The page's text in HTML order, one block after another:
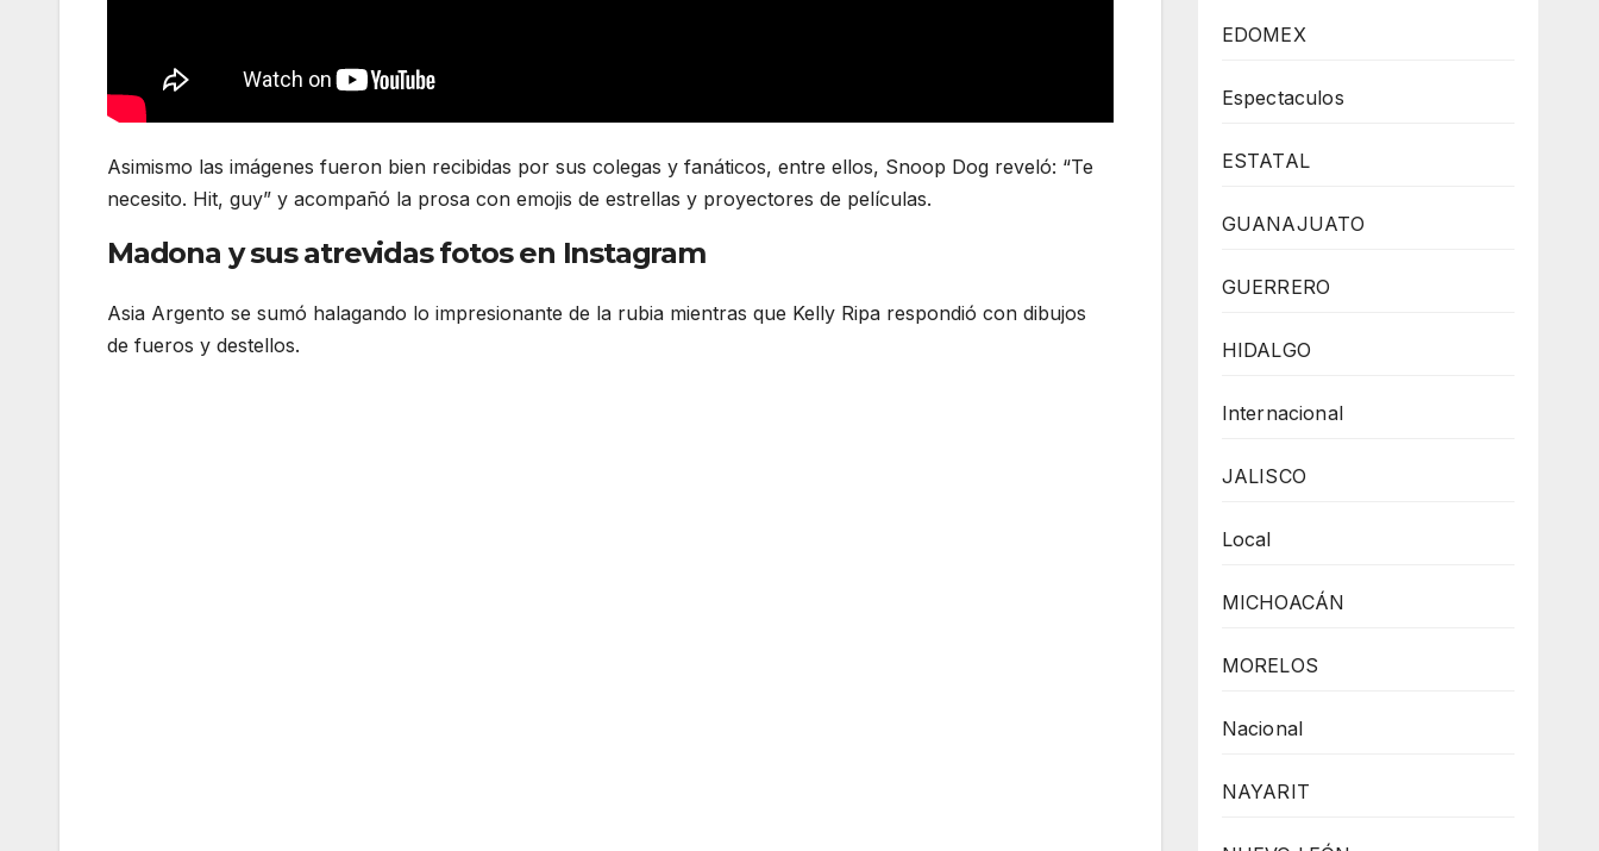
Asimismo las imágenes fueron bien recibidas por sus colegas y fanáticos, entre ellos, Snoop Dog reveló: “Te
necesito. Hit, guy” y acompañó la prosa con emojis de estrellas y proyectores de películas.
Madona y sus atrevidas fotos en Instagram
Asia Argento se sumó halagando lo impresionante de la rubia mientras que Kelly Ripa respondió con dibujos
de fueros y destellos.
EDOMEX
Espectaculos
ESTATAL
GUANAJUATO
GUERRERO
HIDALGO
Internacional
JALISCO
Local
MICHOACÁN
MORELOS
Nacional
NAYARIT